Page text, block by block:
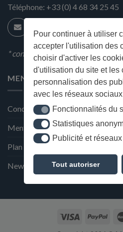
Pour continuer à utiliser
accepter l'utilisation des
choisir d'activer les
d'utilisation du site et les
personnalisation des
avec les réseaux
Fonctionnalités du site
Fonctionnalités du
Statistiques anonymes
Statistiques
Publicité et réseaux
Publicité et
Tout autoriser
Téléphone: +33 (0) 4 68 34 25 45
* condition en magasin
MENU
Conditions générales de ventes
Mentions Légales et Politique de
Plan du site
Newsletter de la Maison Deffès